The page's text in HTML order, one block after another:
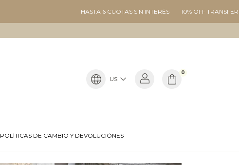
HASTA 6 CUOTAS SIN INTERÉS 10% OFF TRANSFERENCIA ENVÍOS
US
0
POLÍTICAS DE CAMBIO Y DEVOLUCIÓNES